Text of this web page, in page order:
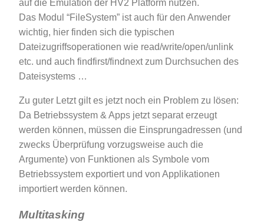
auf die Emulation der HV2 Platform nutzen.
Das Modul “FileSystem” ist auch für den Anwender
wichtig, hier finden sich die typischen
Dateizugriffsoperationen wie read/write/open/unlink
etc. und auch findfirst/findnext zum Durchsuchen des
Dateisystems …
Zu guter Letzt gilt es jetzt noch ein Problem zu lösen:
Da Betriebssystem & Apps jetzt separat erzeugt
werden können, müssen die Einsprungadressen (und
zwecks Überprüfung vorzugsweise auch die
Argumente) von Funktionen als Symbole vom
Betriebssystem exportiert und von Applikationen
importiert werden können.
Multitasking